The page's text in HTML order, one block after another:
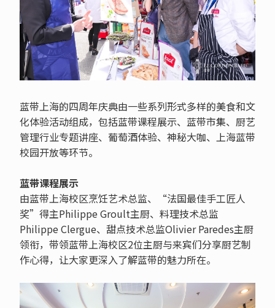
蓝带上海的四周年庆典由一些系列形式多样的美食和文
化体验活动组成，包括蓝带课程展示、蓝带市集、厨艺
管理行业专题讲座、葡萄酒体验、神秘大咖、上海蓝带
校园开放等环节。
蓝带课程展示
由蓝带上海校区烹饪艺术总监、“法国最佳手工匠人
奖”得主Philippe Groult主厨、料理技术总监
Philippe Clergue、甜点技术总监Olivier Paredes主厨
领衔，带领蓝带上海校区2位主厨与来宾们分享厨艺制
作心得，让大家更深入了解蓝带的魅力所在。